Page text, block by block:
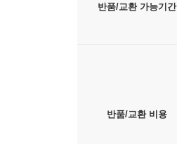
반품/교환 가능기간
반품/교환 비용